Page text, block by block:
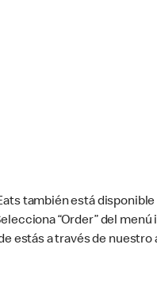
también está disponible
“Order” del
estás a través de nuestro